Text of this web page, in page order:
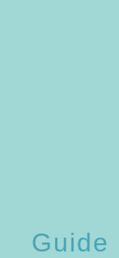
Guide